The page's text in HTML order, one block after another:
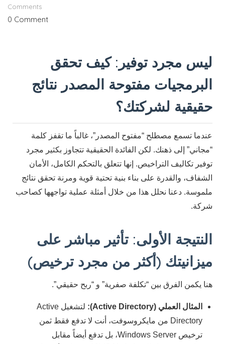
Comments
0 Comment
ليس مجرد توفير: كيف تحقق
البرمجيات مفتوحة المصدر نتائج
حقيقية لشركتك؟
عندما تسمع مصطلح “مفتوح المصدر”، غالباً ما تقفز كلمة
“مجاني” إلى ذهنك. لكن الفائدة الحقيقية تتجاوز بكثير مجرد
توفير تكاليف التراخيص. إنها تتعلق بالتحكم الكامل، الأمان
الشفاف، والقدرة على بناء بنية تحتية قوية ومرنة تحقق نتائج
ملموسة. دعنا نحلل هذا من خلال أمثلة عملية تواجهها كصاحب
شركة.
النتيجة الأولى: تأثير مباشر على
ميزانيتك (أكثر من مجرد ترخيص)
هنا يكمن الفرق بين “تكلفة صفرية” و “ربح حقيقي”.
المثال العملي (Active Directory):
لتشغيل Active
Directory من مايكروسوفت، أنت لا تدفع فقط ثمن
ترخيص Windows Server، بل تدفع أيضاً مقابل